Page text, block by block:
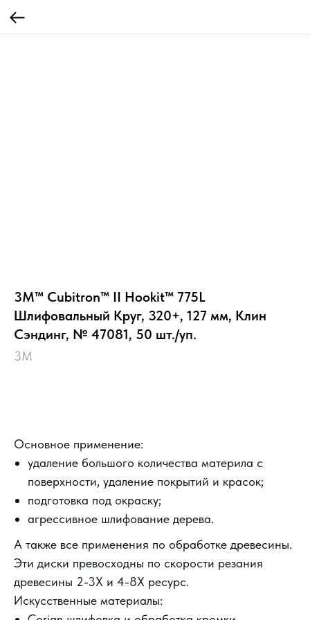
3M™ Cubitron™ II Hookit™ 775L
Шлифовальный Круг, 320+, 127 мм, Клин
Сэндинг, № 47081, 50 шт./уп.
3M
Основное применение:
удаление большого количества материла с
поверхности, удаление покрытий и красок;
подготовка под окраску;
агрессивное шлифование дерева.
А также все применения по обработке древесины.
Эти диски превосходны по скорости резания
древесины 2-3X и 4-8X ресурс.
Искусственные материалы: